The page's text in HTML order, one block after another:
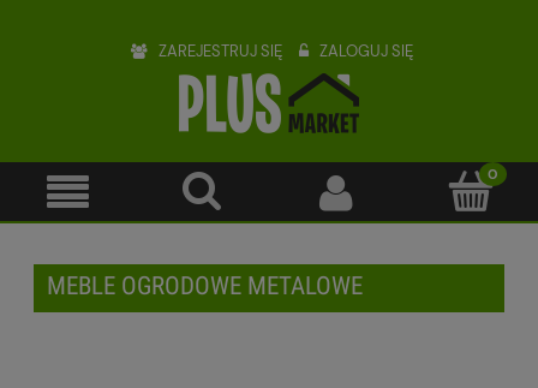
ZAREJESTRUJ SIĘ ZALOGUJ SIĘ
MEBLE OGRODOWE METALOWE